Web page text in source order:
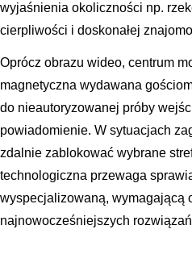
wyjaśnienia okoliczności np.
cierpliwości i doskonałej
Oprócz obrazu wideo, centrum
magnetyczna wydawana
do nieautoryzowanej próby
powiadomienie. W sytuacjach
zdalnie zablokować wybrane
technologiczna przewaga
wyspecjalizowaną, wymagającą
najnowocześniejszych